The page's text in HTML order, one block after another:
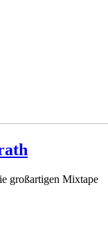
großartigen Mixtape